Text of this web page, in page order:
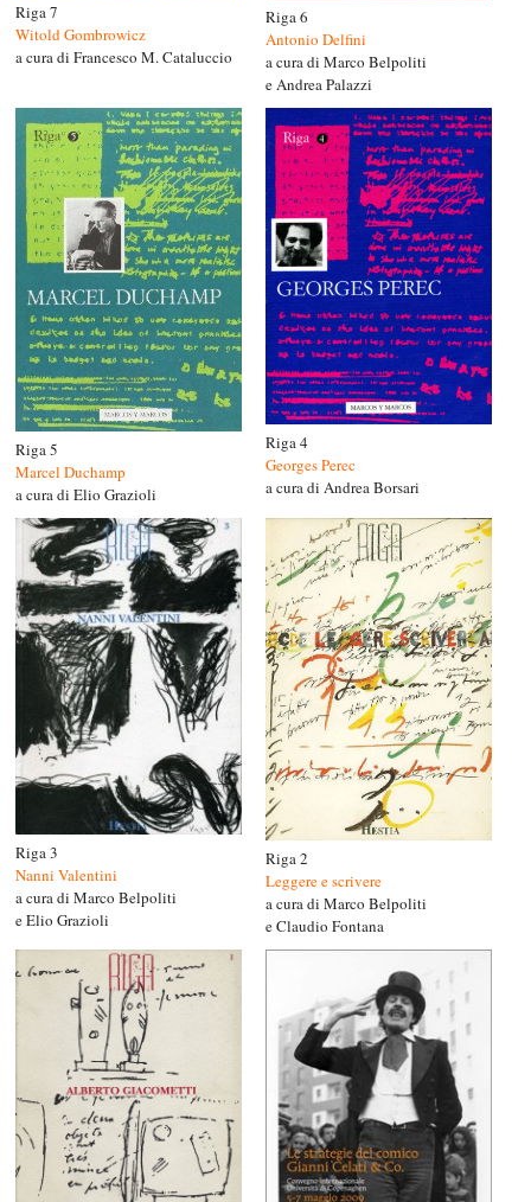
Riga 7
Witold Gombrowicz
a cura di Francesco M. Cataluccio
Riga 6
Antonio Delfini
a cura di Marco Belpoliti
e Andrea Palazzi
Riga 5
Marcel Duchamp
a cura di Elio Grazioli
Riga 4
Georges Perec
a cura di Andrea Borsari
Riga 3
Nanni Valentini
a cura di Marco Belpoliti
e Elio Grazioli
Riga 2
Leggere e scrivere
a cura di Marco Belpoliti
e Claudio Fontana